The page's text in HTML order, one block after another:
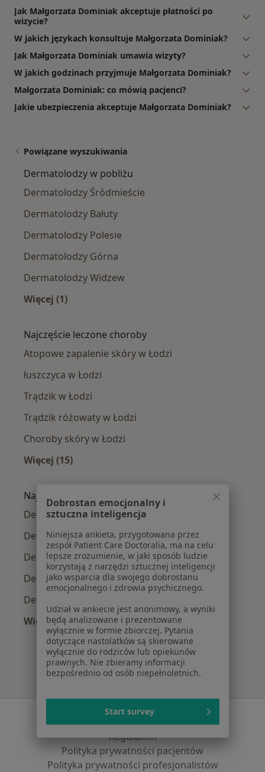
Jak Małgorzata Dominiak akceptuje płatności po
wizycie?
W jakich językach konsultuje Małgorzata Dominiak?
Jak Małgorzata Dominiak umawia wizyty?
W jakich godzinach przyjmuje Małgorzata Dominiak?
Małgorzata Dominiak: co mówią pacjenci?
Jakie ubezpieczenia akceptuje Małgorzata Dominiak?
Powiązane wyszukiwania
Dermatolodzy w pobliżu
Dermatolodzy Śródmieście
Dermatolodzy Bałuty
Dermatolodzy Polesie
Dermatolodzy Górna
Dermatolodzy Widzew
Więcej (1)
Najczęście leczone choroby
Atopowe zapalenie skóry w Łodzi
łuszczyca w Łodzi
Trądzik w Łodzi
Trądzik różowaty w Łodzi
Choroby skóry w Łodzi
Więcej (15)
Najpopularniejsze ubezpieczenia
Dermatolodzy z Allianz w Łodzi
Dermatolodzy z Medicover w Łodzi
Dermatolodzy z NFZ w Łodzi
Dermatolodzy z PZU Zdrowie w Łodzi
Dermatolodzy z Signal Iduna w Łodzi
Więcej (4)
Więcej w kategorii: Najpopularniejsze
Serwis
Regulamin
Polityka prywatności pacjentów
Polityka prywatności profesjonalistów
Dobrostan emocjonalny i
sztuczna inteligencja
Niniejsza ankieta, przygotowana przez
zespół Patient Care Doctoralia, ma na celu
lepsze zrozumienie, w jaki sposób ludzie
korzystają z narzędzi sztucznej inteligencji
jako wsparcia dla swojego dobrostanu
emocjonalnego i zdrowia psychicznego.
Udział w ankiecie jest anonimowy, a wyniki
będą analizowane i prezentowane
wyłącznie w formie zbiorczej. Pytania
dotyczące nastolatków są skierowane
wyłącznie do rodziców lub opiekunów
prawnych. Nie zbieramy informacji
bezpośrednio od osób niepełnoletnich.
Start survey